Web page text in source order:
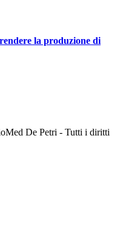
la produzione di
De Petri - Tutti i diritti